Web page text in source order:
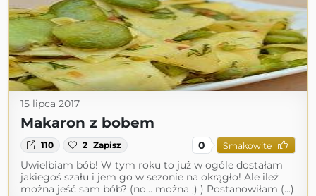
15 lipca 2017
Makaron z bobem
110 2 Zapisz 0 Smakowite
Uwielbiam bób! W tym roku to już w ogóle dostałam
jakiegoś szału i jem go w sezonie na okrągło! Ale ileż
można jeść sam bób? (no... można ;) ) Postanowiłam (...)